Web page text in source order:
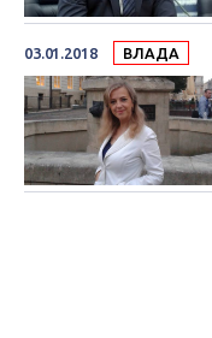
03.01.2018 ВЛАДА